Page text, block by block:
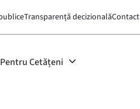
Transparență decizionalăContact
Pentru Cetățeni